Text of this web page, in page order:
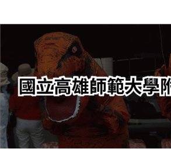
轉
要
內
容